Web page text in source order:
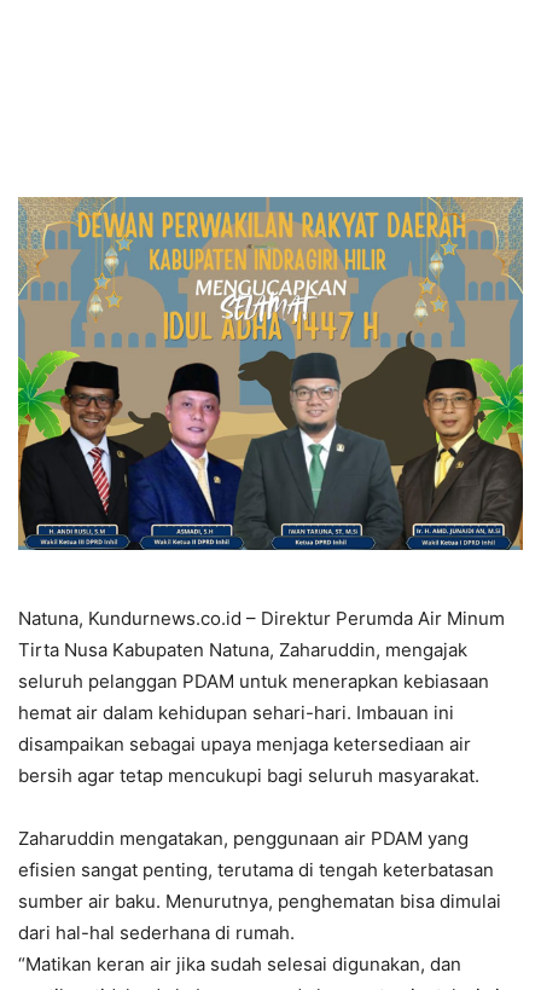
Natuna, Kundurnews.co.id – Direktur Perumda Air Minum
Tirta Nusa Kabupaten Natuna, Zaharuddin, mengajak
seluruh pelanggan PDAM untuk menerapkan kebiasaan
hemat air dalam kehidupan sehari-hari. Imbauan ini
disampaikan sebagai upaya menjaga ketersediaan air
bersih agar tetap mencukupi bagi seluruh masyarakat.
Zaharuddin mengatakan, penggunaan air PDAM yang
efisien sangat penting, terutama di tengah keterbatasan
sumber air baku. Menurutnya, penghematan bisa dimulai
dari hal-hal sederhana di rumah.
“Matikan keran air jika sudah selesai digunakan, dan